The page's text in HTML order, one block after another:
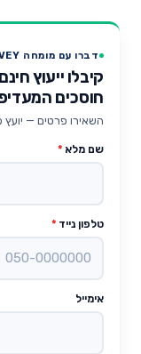
דברו עם מומחה SAVEY
קיבלו ייעוץ
חוסכים
השאירו פרטים — יועץ
שם מלא *
טלפון נייד *
אימייל